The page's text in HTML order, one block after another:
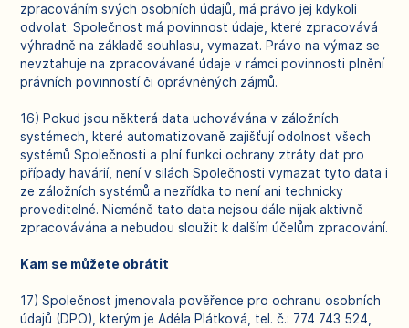
zpracováním svých osobních údajů, má právo jej kdykoli
odvolat. Společnost má povinnost údaje, které zpracovává
výhradně na základě souhlasu, vymazat. Právo na výmaz se
nevztahuje na zpracovávané údaje v rámci povinnosti plnění
právních povinností či oprávněných zájmů.
16) Pokud jsou některá data uchovávána v záložních
systémech, které automatizovaně zajišťují odolnost všech
systémů Společnosti a plní funkci ochrany ztráty dat pro
případy havárií, není v silách Společnosti vymazat tyto data i
ze záložních systémů a nezřídka to není ani technicky
proveditelné. Nicméně tato data nejsou dále nijak aktivně
zpracovávána a nebudou sloužit k dalším účelům zpracování.
Kam se můžete obrátit
17) Společnost jmenovala pověřence pro ochranu osobních
údajů (DPO), kterým je Adéla Plátková, tel. č.: 774 743 524,